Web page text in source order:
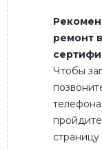
ремонт
Чтобы
телефона
страницу